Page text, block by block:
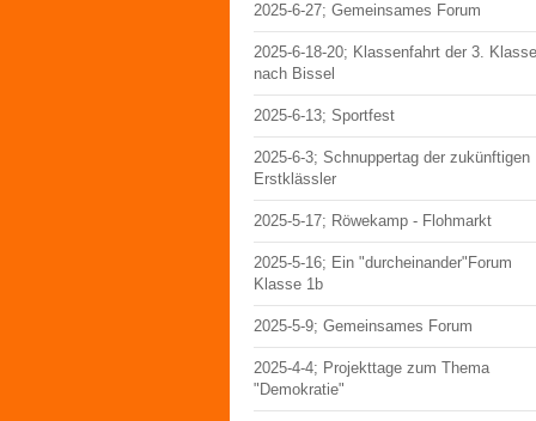
2025-6-27; Gemeinsames Forum
2025-6-18-20; Klassenfahrt der 3.
nach Bissel
2025-6-13; Sportfest
2025-6-3; Schnuppertag der zukünftigen
Erstklässler
2025-5-17; Röwekamp - Flohmarkt
2025-5-16; Ein "durcheinander"Forum
Klasse 1b
2025-5-9; Gemeinsames Forum
2025-4-4; Projekttage zum Thema
"Demokratie"